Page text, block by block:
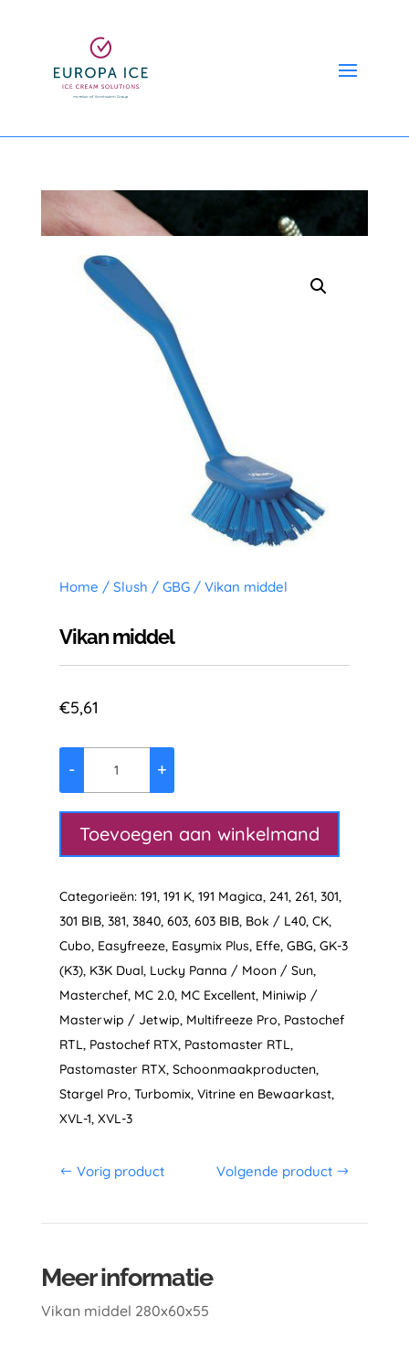
Home / Slush / GBG/ Vikan middel
Vikan middel
€5,61
aantal
- +
Toevoegen aan winkelmand
Categorieën: 191, 191 K, 191 Magica, 241, 261, 301,
301 BIB, 381, 3840, 603, 603 BIB, Bok / L40, CK,
Cubo, Easyfreeze, Easymix Plus, Effe, GBG, GK-3
(K3), K3K Dual, Lucky Panna / Moon / Sun,
Masterchef, MC 2.0, MC Excellent, Miniwip /
Masterwip / Jetwip, Multifreeze Pro, Pastochef
RTL, Pastochef RTX, Pastomaster RTL,
Pastomaster RTX, Schoonmaakproducten,
Stargel Pro, Turbomix, Vitrine en Bewaarkast,
XVL-1, XVL-3
Vorig product Volgende product
Meer informatie
Vikan middel 280x60x55